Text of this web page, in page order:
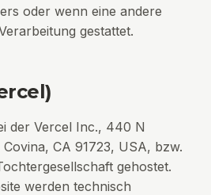
oder wenn eine andere
gestattet.
der Vercel Inc., 440 N
CA 91723, USA, bzw.
gehostet.
werden technisch